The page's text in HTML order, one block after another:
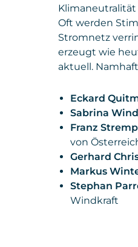
Oft werden
Stromnetz
erzeugt wie
aktuell.
Eckard
Sabrina
Franz
von
Gerhard
Markus
Stephan
Windkraft